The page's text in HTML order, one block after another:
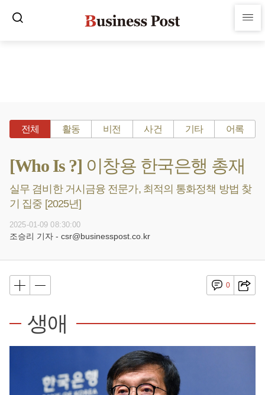
전체 활동 비전 사건 기타 어록
[Who Is ?] 이창용 한국은행 총재
실무 겸비한 거시금융 전문가, 최적의 통화정책 방법 찾
기 집중 [2025년]
2025-01-09 08:30:00
조승리 기자 - csr@businesspost.co.kr
0
생애